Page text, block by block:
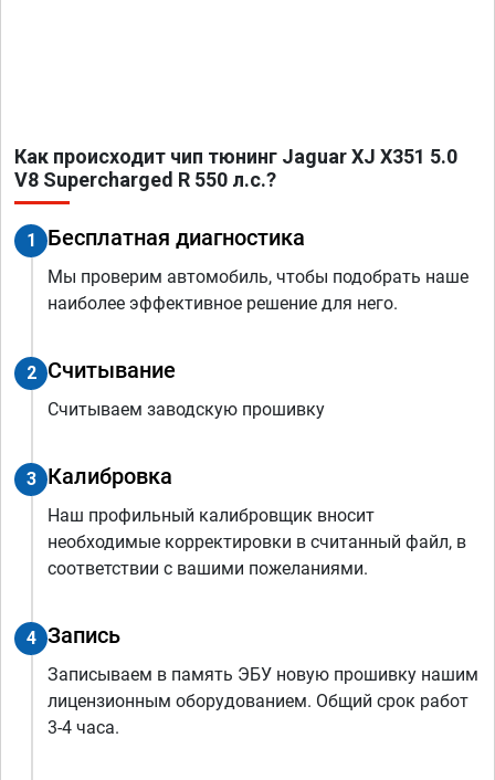
Как происходит чип тюнинг Jaguar XJ X351 5.0
V8 Supercharged R 550 л.с.?
1 Бесплатная диагностика
Мы проверим автомобиль, чтобы подобрать наше
наиболее эффективное решение для него.
2 Считывание
Считываем заводскую прошивку
3 Калибровка
Наш профильный калибровщик вносит
необходимые корректировки в считанный файл, в
соответствии с вашими пожеланиями.
4 Запись
Записываем в память ЭБУ новую прошивку нашим
лицензионным оборудованием. Общий срок работ
3-4 часа.